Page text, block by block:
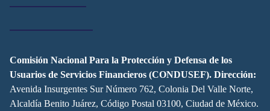
Comisión Nacional Para la Protección y Defensa de los
Usuarios de Servicios Financieros (CONDUSEF). Dirección:
Avenida Insurgentes Sur Número 762, Colonia Del Valle Norte,
Alcaldía Benito Juárez, Código Postal 03100, Ciudad de México.